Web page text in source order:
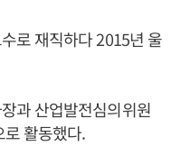
로 재직하다 2015년 울
과 산업발전심의위원
활동했다.